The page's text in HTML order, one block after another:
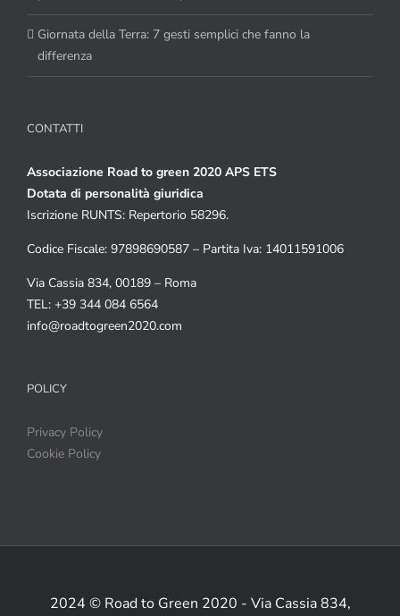
Giornata della Terra: 7 gesti semplici che fanno la
differenza
CONTATTI
Associazione Road to green 2020 APS ETS
Dotata di personalità giuridica
Iscrizione RUNTS: Repertorio 58296.
Codice Fiscale: 97898690587 – Partita Iva: 14011591006
Via Cassia 834, 00189 – Roma
TEL: +39 344 084 6564
info@roadtogreen2020.com
POLICY
Privacy Policy
Cookie Policy
2024 © Road to Green 2020 - Via Cassia 834,